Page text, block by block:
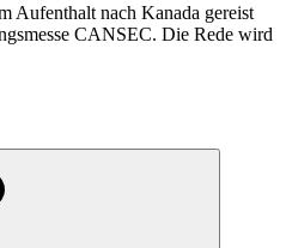
Aufenthalt nach Kanada gereist
CANSEC. Die Rede wird